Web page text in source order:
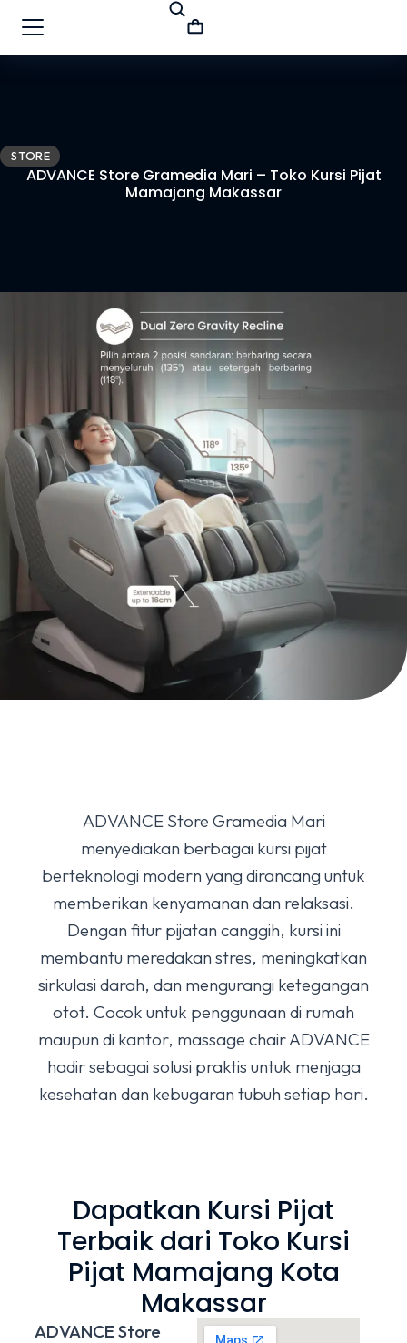
STORE
ADVANCE Store Gramedia Mari – Toko Kursi Pijat
Mamajang Makassar
ADVANCE Store Gramedia Mari
menyediakan berbagai kursi pijat
berteknologi modern yang dirancang untuk
memberikan kenyamanan dan relaksasi.
Dengan fitur pijatan canggih, kursi ini
membantu meredakan stres, meningkatkan
sirkulasi darah, dan mengurangi ketegangan
otot. Cocok untuk penggunaan di rumah
maupun di kantor, massage chair ADVANCE
hadir sebagai solusi praktis untuk menjaga
kesehatan dan kebugaran tubuh setiap hari.
Dapatkan Kursi Pijat
Terbaik dari Toko Kursi
Pijat Mamajang Kota
Makassar
ADVANCE Store